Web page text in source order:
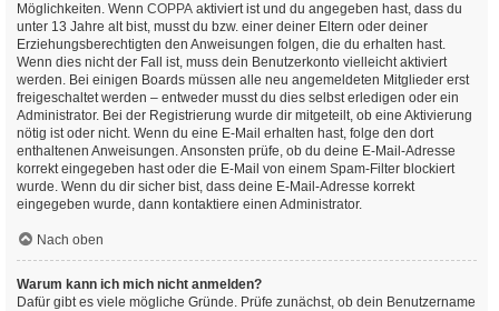
Möglichkeiten. Wenn COPPA aktiviert ist und du angegeben hast, dass du
unter 13 Jahre alt bist, musst du bzw. einer deiner Eltern oder deiner
Erziehungsberechtigten den Anweisungen folgen, die du erhalten hast.
Wenn dies nicht der Fall ist, muss dein Benutzerkonto vielleicht aktiviert
werden. Bei einigen Boards müssen alle neu angemeldeten Mitglieder erst
freigeschaltet werden – entweder musst du dies selbst erledigen oder ein
Administrator. Bei der Registrierung wurde dir mitgeteilt, ob eine Aktivierung
nötig ist oder nicht. Wenn du eine E-Mail erhalten hast, folge den dort
enthaltenen Anweisungen. Ansonsten prüfe, ob du deine E-Mail-Adresse
korrekt eingegeben hast oder die E-Mail von einem Spam-Filter blockiert
wurde. Wenn du dir sicher bist, dass deine E-Mail-Adresse korrekt
eingegeben wurde, dann kontaktiere einen Administrator.
Nach oben
Warum kann ich mich nicht anmelden?
Dafür gibt es viele mögliche Gründe. Prüfe zunächst, ob dein Benutzername